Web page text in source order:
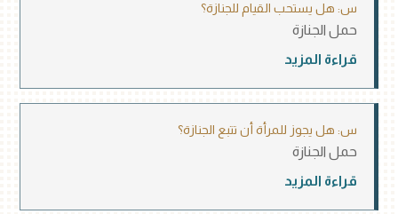
س: هل يستحب القيام للجنازة؟
حمل الجنازة
قراءة المزيد
س: هل يجوز للمرأة أن تتبع الجنازة؟
حمل الجنازة
قراءة المزيد